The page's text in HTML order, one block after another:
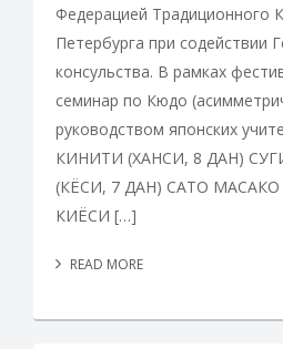
Федерацией Традиционного
Петербурга при содействии
консульства. В рамках
семинар по Кюдо
руководством японских
КИНИТИ (ХАНСИ, 8 ДАН)
(КЁСИ, 7 ДАН) САТО
КИЁСИ […]
READ MORE